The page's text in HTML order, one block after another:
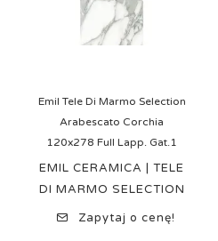
Emil Tele Di Marmo Selection
Arabescato Corchia
120x278 Full Lapp. Gat.1
EMIL CERAMICA | TELE
DI MARMO SELECTION
Zapytaj o cenę!